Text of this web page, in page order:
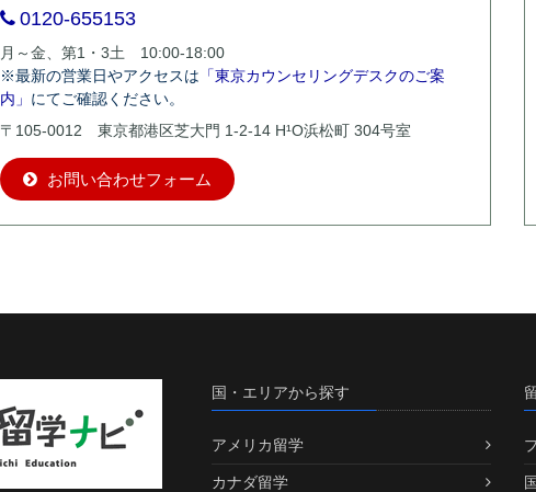
0120-655153
月～金、第1・3土 10:00-18:00
※最新の営業日やアクセスは 「東京カウンセリングデスクのご案
内」 にてご確認ください。
〒105-0012 東京都港区芝大門 1-2-14 H¹O浜松町 304号室
お問い合わせフォーム
国・エリアから探す
アメリカ留学
カナダ留学